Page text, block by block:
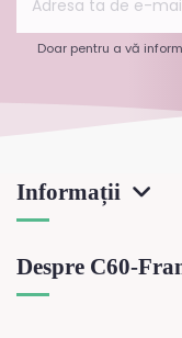
Doar pentru a vă
Informații
Despre C60-